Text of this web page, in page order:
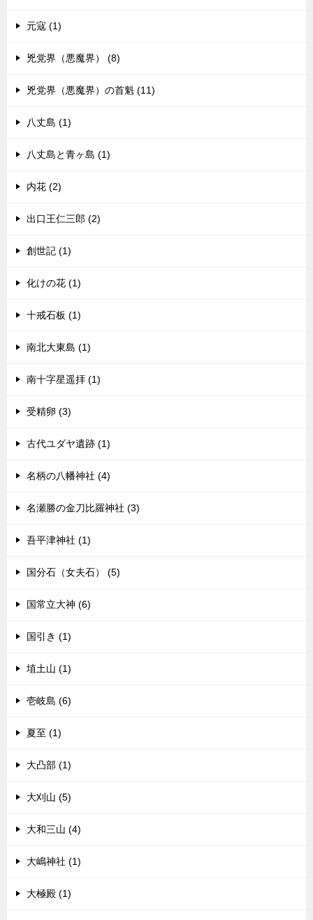
元寇 (1)
兇党界（悪魔界） (8)
兇党界（悪魔界）の首魁 (11)
八丈島 (1)
八丈島と青ヶ島 (1)
内花 (2)
出口王仁三郎 (2)
創世記 (1)
化けの花 (1)
十戒石板 (1)
南北大東島 (1)
南十字星遥拝 (1)
受精卵 (3)
古代ユダヤ遺跡 (1)
名柄の八幡神社 (4)
名瀬勝の金刀比羅神社 (3)
吾平津神社 (1)
国分石（女夫石） (5)
国常立大神 (6)
国引き (1)
埴土山 (1)
壱岐島 (6)
夏至 (1)
大凸部 (1)
大刈山 (5)
大和三山 (4)
大嶋神社 (1)
大極殿 (1)